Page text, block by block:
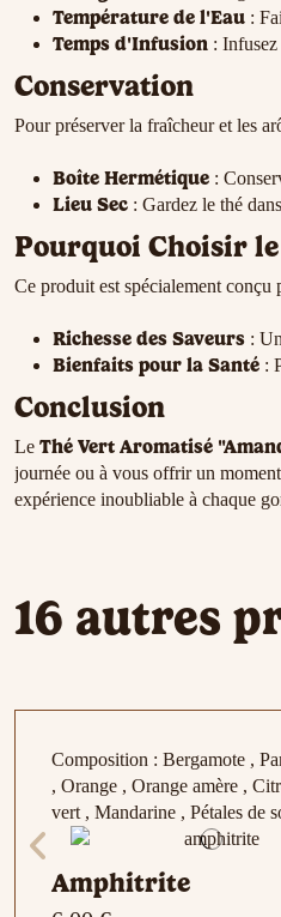
Température de l'Eau :
Temps d'Infusion :
Conservation
Pour préserver la fraîcheur et les
Boîte Hermétique :
Lieu Sec : Gardez le thé
Pourquoi Choisir
Ce produit est spécialement conçu
Richesse des Saveurs :
Bienfaits pour la Santé :
Conclusion
Le Thé Vert Aromatisé
journée ou à vous offrir un
expérience inoubliable à chaque
16 autres
Composition : Bergamote ,
, Orange , Orange amère ,
vert , Mandarine , Pétales de
Amphitrite